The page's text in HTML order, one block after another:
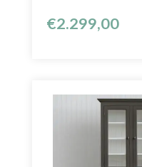
€2.299,00